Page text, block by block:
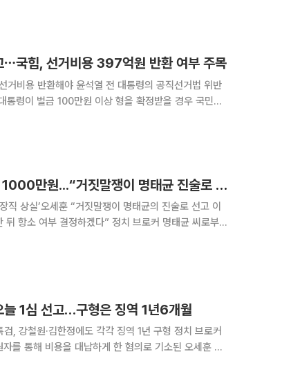
대통령은 24일 이
⋯국힘, 선거비용 397억원 반환 여부 주목
대통령의 공직선거법 위반
령이 벌금 100만원 이상 형을 확정받을 경우 국민의
의21부(조순표 부장판
‘여론조사 대납’ 오세훈 1심 벌금 1000만원...“거짓말쟁이 명태균 진술로 선고” [종합]
상실’오세훈 “거짓말쟁이 명태균의 진술로 선고 이
겠다” 정치 브로커 명태균 씨로부터
확정될 경우
늘 1심 선고…구형은 징역 1년6개월
원·김한정에도 각각 징역 1년 구형 정치 브로커
를 통해 비용을 대납하게 한 혐의로 기소된 오세훈 서